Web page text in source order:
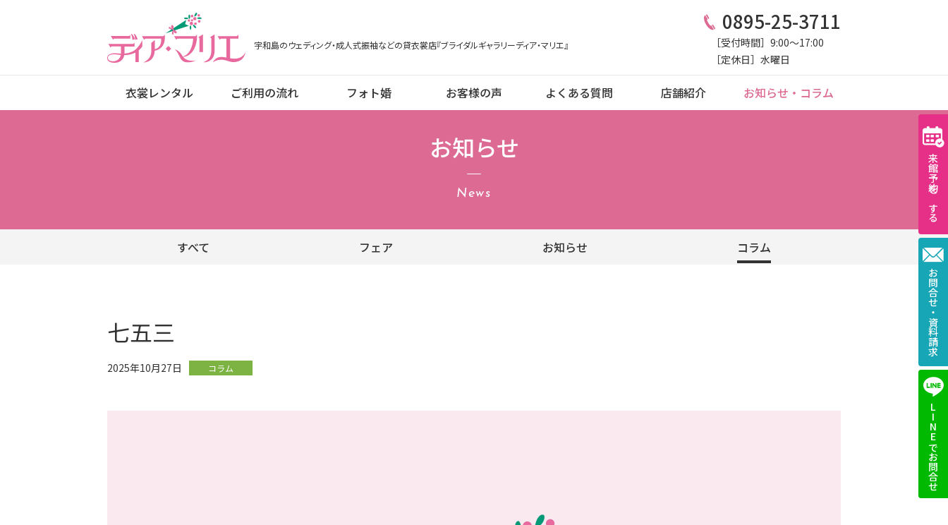
宇和島のウェディング・成人式振袖などの貸衣裳店『ブライダルギャラリーディア・マリエ』
0895-25-3711
［受付時間］9:00〜17:00
［定休日］水曜日
来館予約をする
お問合せ・資料請求
LINEでお問合せ
衣裳レンタル ご利用の流れ フォト婚 お客様の声 よくある質問 店舗紹介 お知らせ・コラム
お知らせ
News
すべて フェア お知らせ コラム
七五三
2025年10月27日 コラム